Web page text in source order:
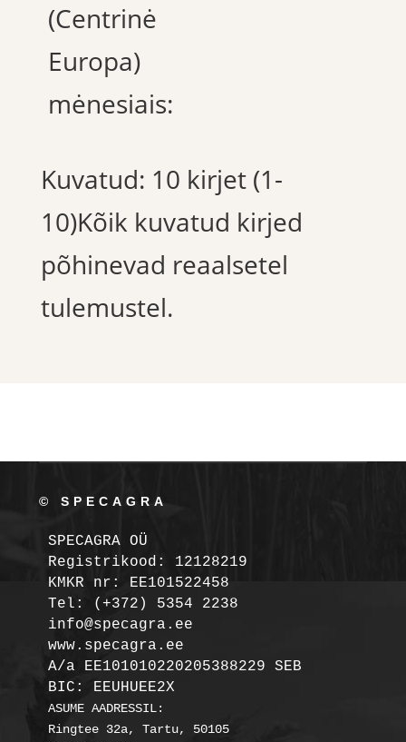
(Centrinė
Europa)
mėnesiais:
Kuvatud: 10 kirjet (1-
10)Kõik kuvatud kirjed
põhinevad reaalsetel
tulemustel.
© SPECAGRA
SPECAGRA OÜ
Registrikood: 12128219
KMKR nr: EE101522458
Tel: (+372) 5354 2238
info@specagra.ee
A/a EE101010220205388229 SEB
BIC: EEUHUEE2X
ASUME AADRESSIL:
Ringtee 32a, Tartu, 50105